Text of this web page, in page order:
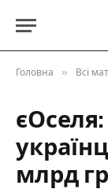
Головна » Всі
млрд